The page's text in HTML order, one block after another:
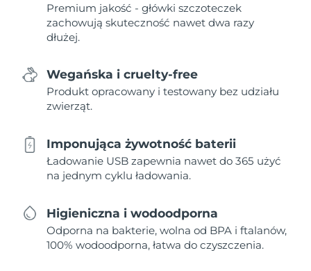
Premium jakość - główki szczoteczek
zachowują skuteczność nawet dwa razy
dłużej.
Wegańska i cruelty-free
Produkt opracowany i testowany bez udziału
zwierząt.
Imponująca żywotność baterii
Ładowanie USB zapewnia nawet do 365 użyć
na jednym cyklu ładowania.
Higieniczna i wodoodporna
Odporna na bakterie, wolna od BPA i ftalanów,
100% wodoodporna, łatwa do czyszczenia.